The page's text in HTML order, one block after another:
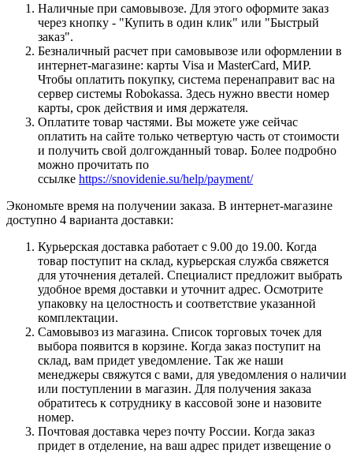
Наличные при самовывозе. Для этого оформите заказ
через кнопку - "Купить в один клик" или "Быстрый
заказ".
Безналичный расчет при самовывозе или оформлении в
интернет-магазине: карты Visa и MasterCard, МИР.
Чтобы оплатить покупку, система перенаправит вас на
сервер системы Robokassa. Здесь нужно ввести номер
карты, срок действия и имя держателя.
Оплатите товар частями. Вы можете уже сейчас
оплатить на сайте только четвертую часть от стоимости
и получить свой долгожданный товар. Более подробно
можно прочитать по
ссылке https://snovidenie.su/help/payment/
Экономьте время на получении заказа. В интернет-магазине
доступно 4 варианта доставки:
Курьерская доставка работает с 9.00 до 19.00. Когда
товар поступит на склад, курьерская служба свяжется
для уточнения деталей. Специалист предложит выбрать
удобное время доставки и уточнит адрес. Осмотрите
упаковку на целостность и соответствие указанной
комплектации.
Самовывоз из магазина. Список торговых точек для
выбора появится в корзине. Когда заказ поступит на
склад, вам придет уведомление. Так же наши
менеджеры свяжутся с вами, для уведомления о наличии
или поступлении в магазин. Для получения заказа
обратитесь к сотруднику в кассовой зоне и назовите
номер.
Почтовая доставка через почту России. Когда заказ
придет в отделение, на ваш адрес придет извещение о